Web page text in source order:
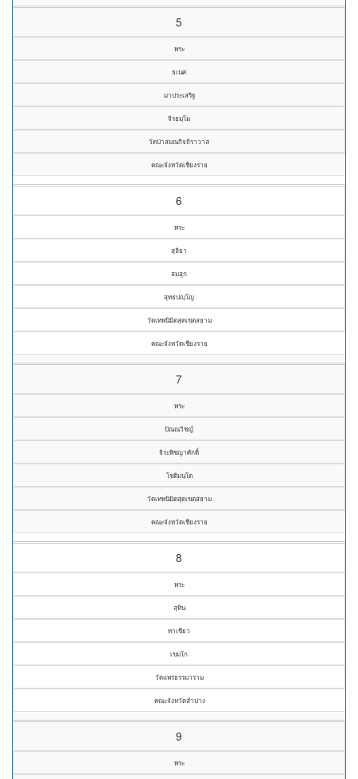
5
พระ
ธเนศ
มาประเสริฐ
จิรธมฺโม
วัดป่าสมณกิจถิราวาส
คณะจังหวัดเชียงราย
6
พระ
สุลิยา
สมสุก
สุทธปญฺโญ
วัดเทพนิมิตสุดเขตสยาม
คณะจังหวัดเชียงราย
7
พระ
ปัณณวิชญ์
จิระพิชญาศักดิ์
โชติมนฺโต
วัดเทพนิมิตสุดเขตสยาม
คณะจังหวัดเชียงราย
8
พระ
สุทิน
ทาเขียว
เขมโก
วัดแพร่ธรรมาราม
คณะจังหวัดลำปาง
9
พระ